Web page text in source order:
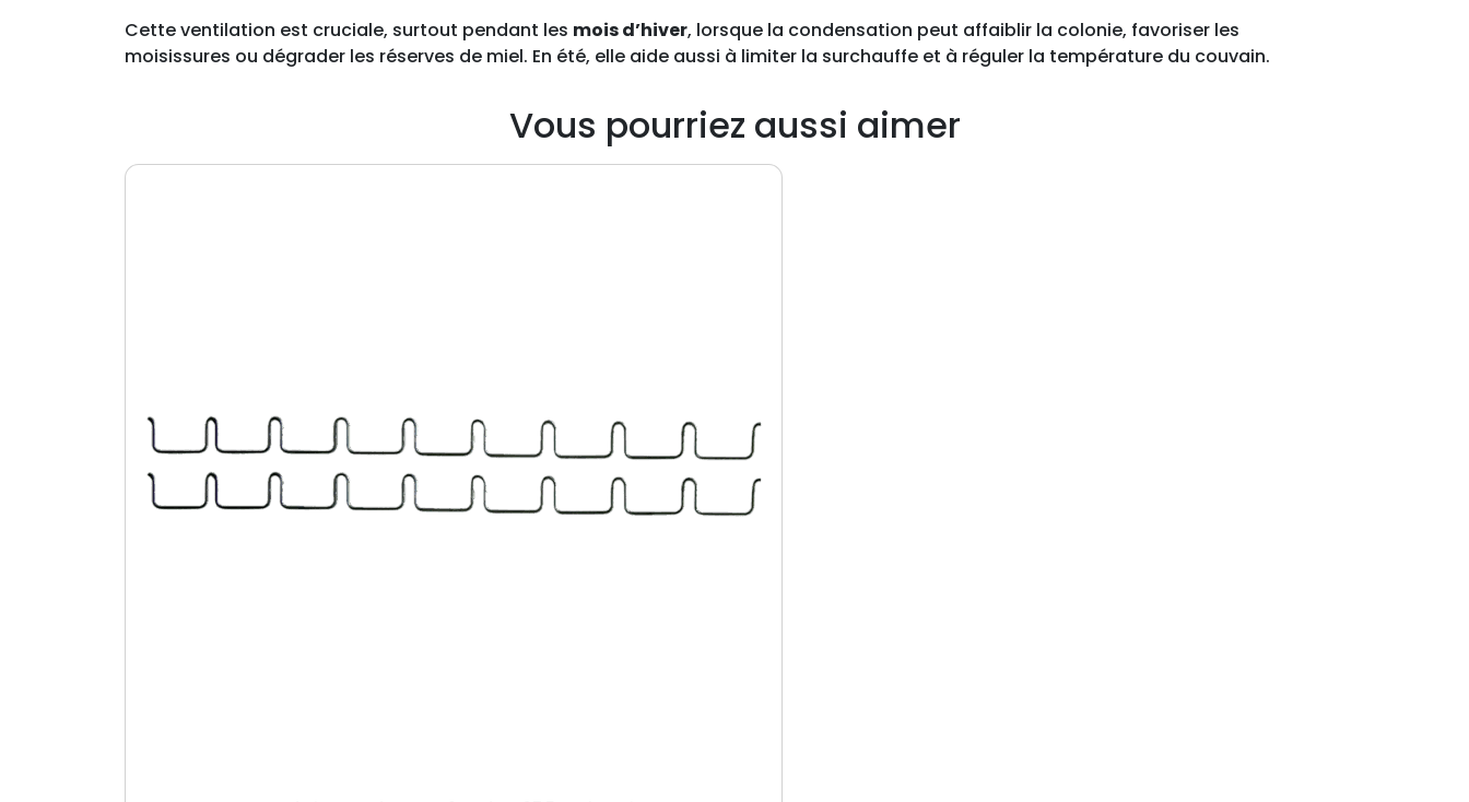
m
m
Cette ventilation est cruciale, surtout pendant les mois d’hiver, lorsque la condensation peut affaiblir la colonie, favoriser les
moisissures ou dégrader les réserves de miel. En été, elle aide aussi à limiter la surchauffe et à réguler la température du couvain.
Vous pourriez aussi aimer